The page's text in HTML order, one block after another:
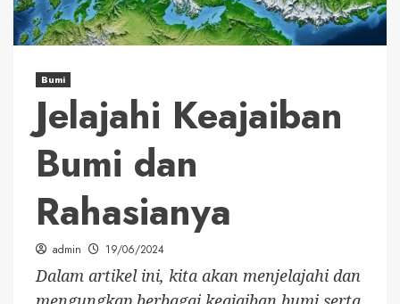
Bumi
Jelajahi Keajaiban
Bumi dan
Rahasianya
admin 19/06/2024
Dalam artikel ini, kita akan menjelajahi dan